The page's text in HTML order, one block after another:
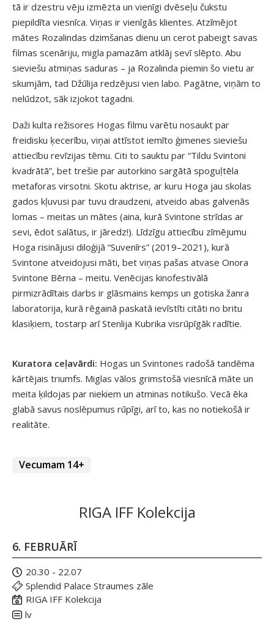
tā ir dzestru vēju izmēzta un vienīgi dvēseļu čukstu
piepildīta viesnīca. Viņas ir vienīgās klientes. Atzīmējot
mātes Rozalindas dzimšanas dienu un cerot pabeigt savas
filmas scenāriju, migla pamazām atklāj sevī slēpto. Abu
sieviešu atmiņas saduras – ja Rozalinda piemin šo vietu ar
skumjām, tad Džūlija redzējusi vien labo. Pagātne, viņām to
nelūdzot, sāk izjokot tagadni.
Daži kulta režisores Hogas filmu varētu nosaukt par
freidisku ķecerību, viņai attīstot iemīto ģimenes sieviešu
attiecību revīzijas tēmu. Citi to sauktu par “Tildu Svintoni
kvadrātā”, bet trešie par autorkino sargātā spoguļtēla
metaforas virsotni. Skotu aktrise, ar kuru Hoga jau skolas
gados kļuvusi par tuvu draudzeni, atveido abas galvenās
lomas – meitas un mātes (aina, kurā Svintone strīdas ar
sevi, ēdot salātus, ir jāredz!). Līdzīgu attiecību zīmējumu
Hoga risinājusi diloģijā “Suvenīrs” (2019–2021), kurā
Svintone atveidojusi māti, bet viņas pašas atvase Onora
Svintone Bērna – meitu. Venēcijas kinofestivālā
pirmizrādītais darbs ir glāsmains kemps un gotiska žanra
laboratorija, kurā rēgainā paskatā ievīstīti citāti no britu
klasiķiem, tostarp arī Stenlija Kubrika visrūpīgāk radītie.
Kuratora ceļavārdi: Hogas un Svintones radošā tandēma
kārtējais triumfs. Miglas vālos grimstošā viesnīcā māte un
meita ķildojas par niekiem un atminas notikušo. Vecā ēka
glabā savus noslēpumus rūpīgi, arī to, kas no notiekošā ir
realitāte.
Vecumam 14+
RIGA IFF Kolekcija
6. FEBRUĀRĪ
20.30 - 22.07
Splendid Palace Straumes zāle
RIGA IFF Kolekcija
lv